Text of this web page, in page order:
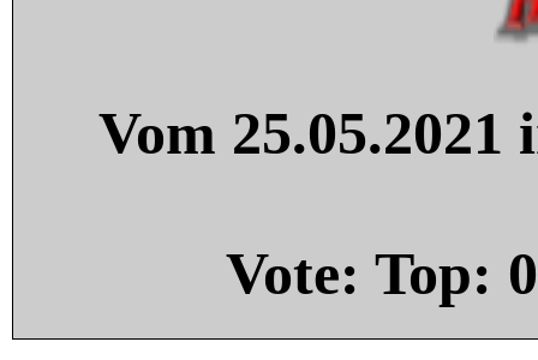
Vom
Vote: Top: 0